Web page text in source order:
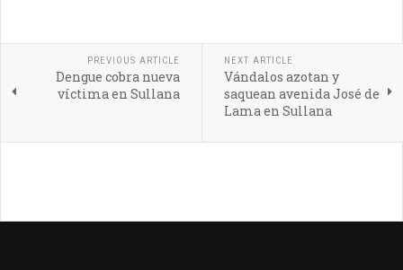
PREVIOUS ARTICLE
Dengue cobra nueva
víctima en Sullana
NEXT ARTICLE
Vándalos azotan y
saquean avenida José de
Lama en Sullana